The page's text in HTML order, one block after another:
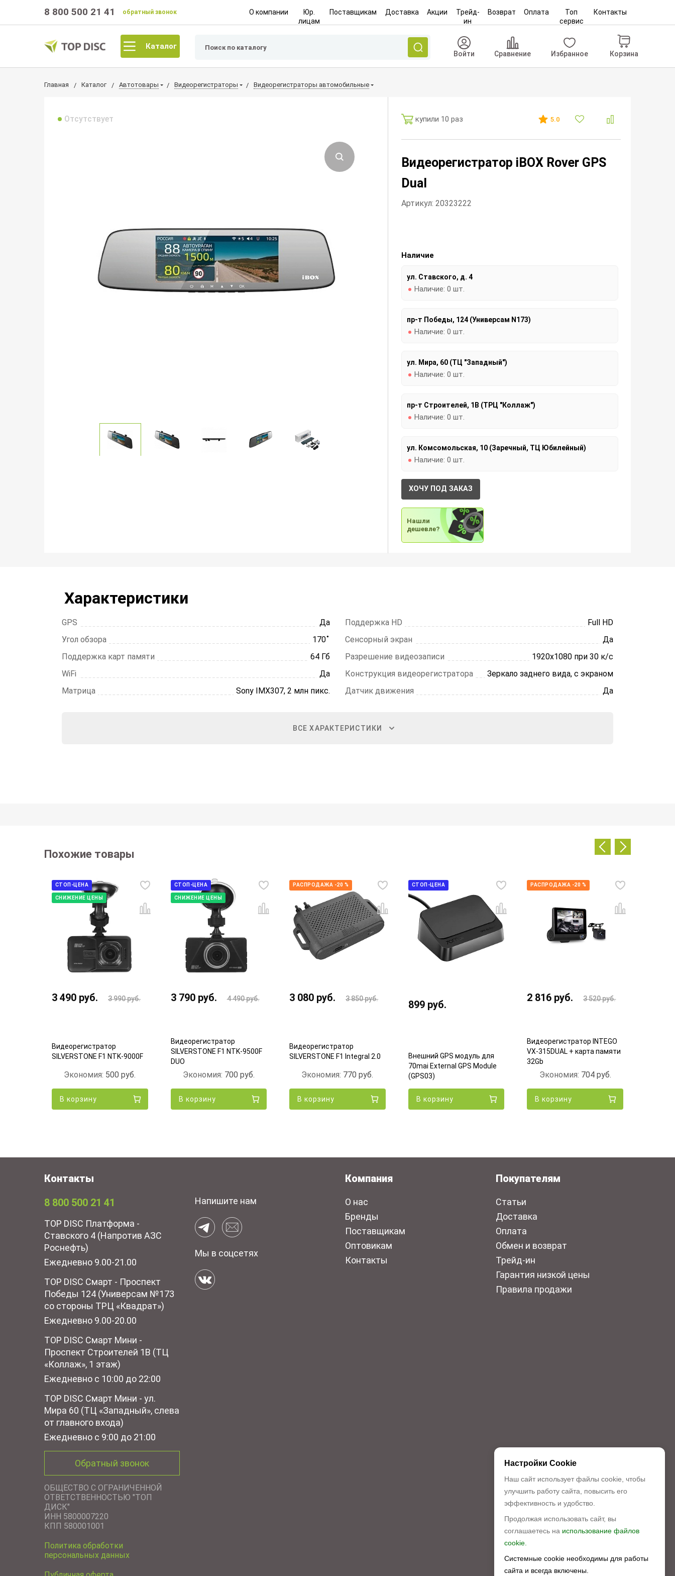
8 800 500 21 41 обратный звонок О компании
Юр.
лицам
Поставщикам Доставка Акции
Трейд-
ин
Возврат Оплата
Топ
сервис
Контакты
Каталог
Войти Сравнение Избранное Корзина
Главная Каталог Автотовары Видеорегистраторы Видеорегистраторы автомобильные
Отсутствует купили 10 раз 5.0
Видеорегистратор iBOX Rover GPS
Dual
Артикул: 20323222
Наличие
ул. Ставского, д. 4
Наличие: 0 шт.
пр-т Победы, 124 (Универсам N173)
Наличие: 0 шт.
ул. Мира, 60 (ТЦ "Западный")
Наличие: 0 шт.
пр-т Строителей, 1В (ТРЦ "Коллаж")
Наличие: 0 шт.
ул. Комсомольская, 10 (Заречный, ТЦ Юбилейный)
Наличие: 0 шт.
ХОЧУ ПОД ЗАКАЗ
Нашли
дешевле?
Характеристики
GPS Да Поддержка HD
Full HD
Угол обзора
170 ̊ Сенсорный экран
Да
Поддержка карт памяти
64 Гб Разрешение видеозаписи
1920х1080 при 30 к/с
WiFi
Да Конструкция видеорегистратора
Зеркало заднего вида, с экраном
Матрица
Sony IMX307, 2 млн пикс. Датчик движения Да
ВСЕ ХАРАКТЕРИСТИКИ
Похожие товары
СТОП-ЦЕНА
СНИЖЕНИЕ ЦЕНЫ
3 490 руб. 3 990руб.
Видеорегистратор
SILVERSTONE F1 NTK-9000F
Экономия: 500руб.
В корзину
СТОП-ЦЕНА
СНИЖЕНИЕ ЦЕНЫ
3 790 руб. 4 490руб.
Видеорегистратор
SILVERSTONE F1 NTK-9500F
DUO
Экономия: 700 руб.
В корзину
РАСПРОДАЖА -20 %
3 080 руб. 3 850руб.
Видеорегистратор
SILVERSTONE F1 Integral 2.0
Экономия: 770руб.
В корзину
СТОП-ЦЕНА
899 руб.
Внешний GPS модуль для
70mai External GPS Module
(GPS03)
В корзину
РАСПРОДАЖА -20 %
2 816 руб. 3 520руб.
Видеорегистратор INTEGO
VX-315DUAL + карта памяти
32Gb
Экономия: 704 руб.
В корзину
Контакты
8 800 500 21 41
TOP DISC Платформа -
Ставского 4 (Напротив АЗС
Роснефть)
Ежедневно 9.00-21.00
TOP DISC Смарт - Проспект
Победы 124 (Универсам №173
со стороны ТРЦ «Квадрат»)
Ежедневно 9.00-20.00
TOP DISC Смарт Мини -
Проспект Строителей 1В (ТЦ
«Коллаж», 1 этаж)
Ежедневно с 10:00 до 22:00
TOP DISC Смарт Мини - ул.
Мира 60 (ТЦ «Западный», слева
от главного входа)
Ежедневно с 9:00 до 21:00
Обратный звонок
ОБЩЕСТВО С ОГРАНИЧЕННОЙ
ОТВЕТСТВЕННОСТЬЮ "ТОП
ДИСК"
ИНН 5800007220
КПП 580001001
Политика обработки
персональных данных
Напишите нам
Мы в соцсетях
Компания
О нас
Бренды
Поставщикам
Оптовикам
Контакты
Покупателям
Статьи
Доставка
Оплата
Обмен и возврат
Трейд-ин
Гарантия низкой цены
Правила продажи
Настройки Cookie
Наш сайт использует файлы cookie, чтобы
улучшить работу сайта, повысить его
эффективность и удобство.
Продолжая использовать сайт, вы
соглашаетесь на использование файлов
cookie.
Системные cookie необходимы для работы
сайта и всегда включены.